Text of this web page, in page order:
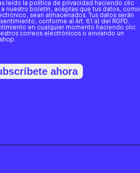
leído la política de privacidad haciendo clic
a nuestro boletín, aceptas que tus datos, como
sean almacenados. Tus datos serán
conforme al Art. 6.1 a) del RGPD.
en cualquier momento haciendo clic
correos electrónicos o enviando un
ahora